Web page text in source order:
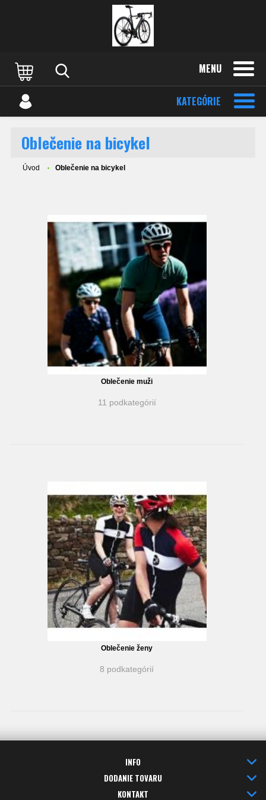
MENU
KATEGÓRIE
Oblečenie na bicykel
Úvod Oblečenie na bicykel
Oblečenie muži
11 podkategórií
Oblečenie ženy
8 podkategórií
INFO
DODANIE TOVARU
KONTAKT